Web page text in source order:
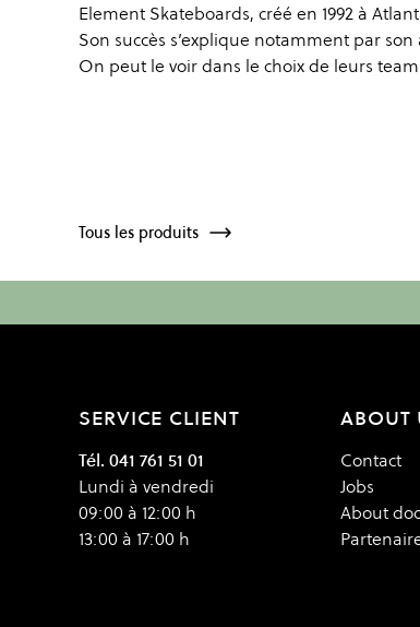
Element Skateboards, créé en 1992 à
Son succès s’explique notamment par
On peut le voir dans le choix de leurs
Tous les produits
SERVICE CLIENT
Tél. 041 761 51 01
Lundi à vendredi
09:00 à 12:00 h
13:00 à 17:00 h
ABOUT
Contact
Jobs
About